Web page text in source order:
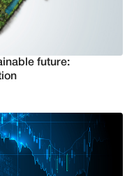
future: